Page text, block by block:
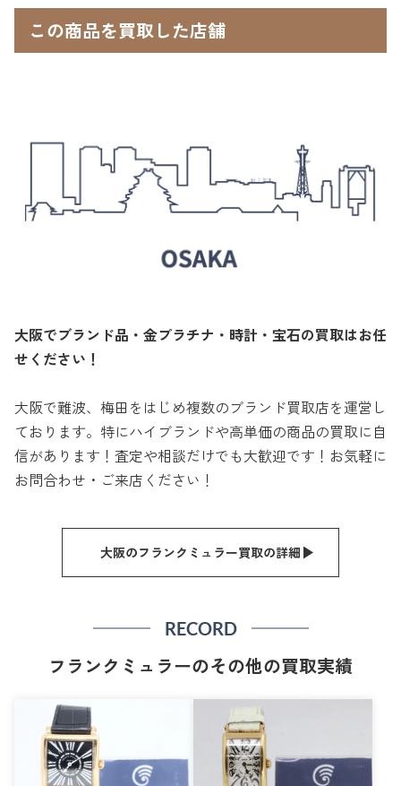
この商品を買取した店舗
大阪でブランド品・金プラチナ・時計・宝石の買取はお任
せください！
大阪で難波、梅田をはじめ複数のブランド買取店を運営し
ております。特にハイブランドや高単価の商品の買取に自
信があります！査定や相談だけでも大歓迎です！お気軽に
お問合わせ・ご来店ください！
大阪のフランクミュラー買取の詳細
RECORD
フランクミュラーのその他の買取実績